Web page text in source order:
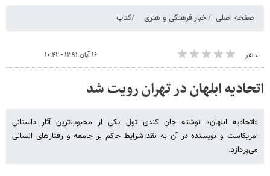
صفحه اصلی اخبار فرهنگی و هنری کتاب
۰ نفر ۱۶ آبان ۱۳۹۱ - ۱۰:۴۲
اتحادیه ابلهان در تهران رویت شد
«اتحادیه‌ ابلهان» نوشته‌ جان کندی تول یکی از محبوب‌ترین آثار داستانی
امریکاست و نویسنده در آن به نقد شرایط حاکم بر جامعه و رفتارهای انسانی
می‌پردازد.